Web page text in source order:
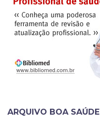
ARQUIVO BOA SAÚDE